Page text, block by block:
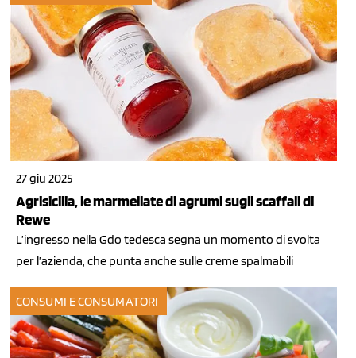
27 giu 2025
Agrisicilia, le marmellate di agrumi sugli scaffali di
Rewe
L’ingresso nella Gdo tedesca segna un momento di svolta
per l’azienda, che punta anche sulle creme spalmabili
CONSUMI E CONSUMATORI